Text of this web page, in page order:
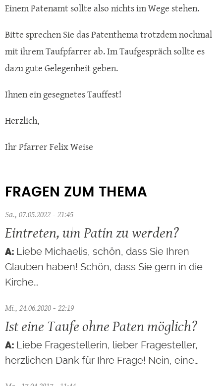
Einem Patenamt sollte also nichts im Wege stehen.
Bitte sprechen Sie das Patenthema trotzdem nochmal
mit ihrem Taufpfarrer ab. Im Taufgespräch sollte es
dazu gute Gelegenheit geben.
Ihnen ein gesegnetes Tauffest!
Herzlich,
Ihr Pfarrer Felix Weise
FRAGEN ZUM THEMA
Sa., 07.05.2022 - 21:45
Eintreten, um Patin zu werden?
Liebe Michaelis, schön, dass Sie Ihren
Glauben haben! Schön, dass Sie gern in die
Kirche…
Mi., 24.06.2020 - 22:19
Ist eine Taufe ohne Paten möglich?
Liebe Fragestellerin, lieber Fragesteller,
herzlichen Dank für Ihre Frage! Nein, eine…